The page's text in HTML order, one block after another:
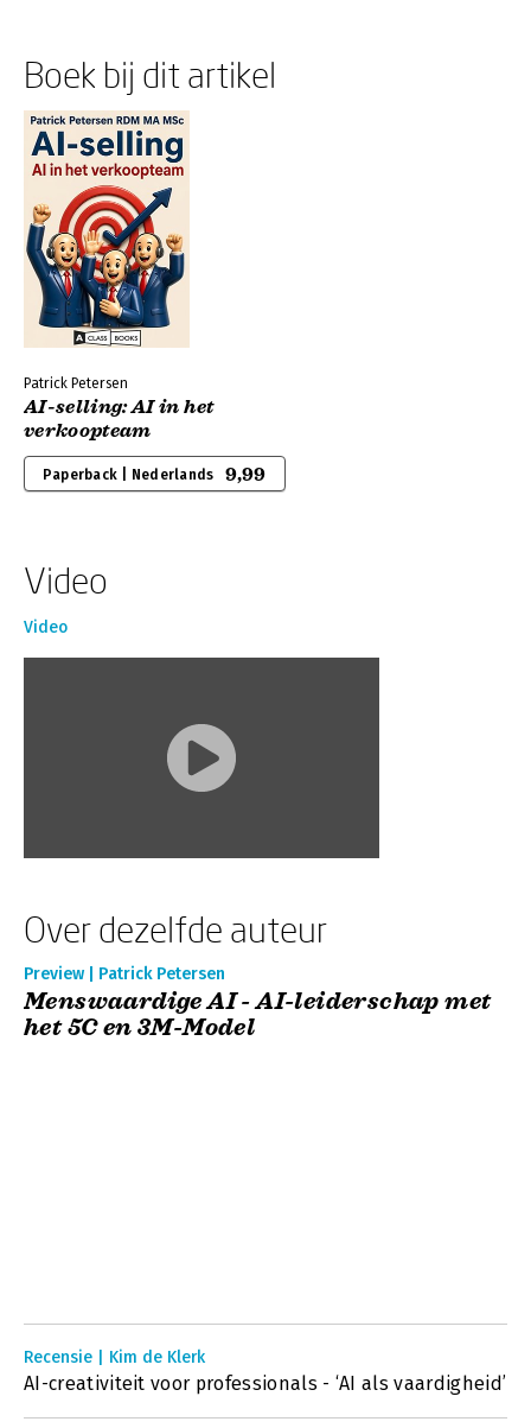
Boek bij dit artikel
Patrick Petersen
AI-selling: AI in het
verkoopteam
Paperback | Nederlands 9,99
Video
Video
Over dezelfde auteur
Preview | Patrick Petersen
Menswaardige AI - AI-leiderschap met
het 5C en 3M-Model
Recensie | Kim de Klerk
AI-creativiteit voor professionals - ‘AI als vaardigheid’